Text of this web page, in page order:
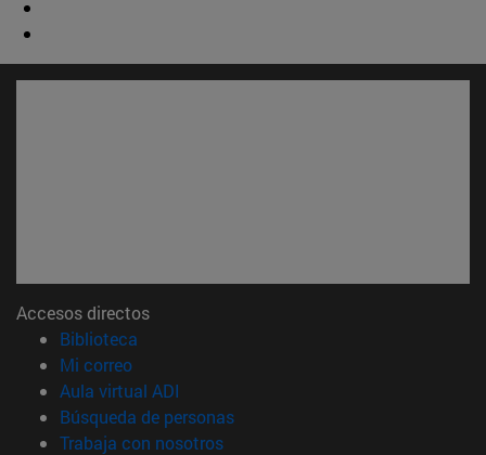
Accesos directos
Biblioteca
Mi correo(abre en nueva ventana)
Aula virtual ADI
Búsqueda de personas(abre en nueva ventana)
Trabaja con nosotros(abre en nueva ventana)